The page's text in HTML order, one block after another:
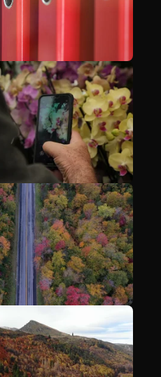
Veja mais